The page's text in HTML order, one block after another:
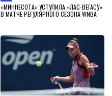
«МИННЕСОТА» УСТУПИЛА «ЛАС-ВЕГАСУ»
В МАТЧЕ РЕГУЛЯРНОГО СЕЗОНА WNBA